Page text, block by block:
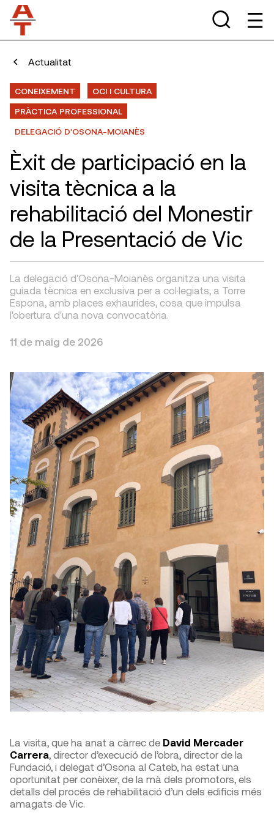
Actualitat
CONEIXEMENT
OCI I CULTURA
PRÀCTICA PROFESSIONAL
DELEGACIÓ D'OSONA-MOIANÈS
Èxit de participació en la
visita tècnica a la
rehabilitació del Monestir
de la Presentació de Vic
La delegació d'Osona-Moianès organitza una visita
guiada tècnica en exclusiva per a col·legiats, a Torre
Espona, amb places exhaurides, cosa que impulsa
l'obertura d'una nova convocatòria.
11 de maig de 2026
La visita, que ha anat a càrrec de David Mercader
Carrera , director d’execució de l’obra, director de la
Fundació, i delegat d’Osona al Cateb, ha estat una
oportunitat per conèixer, de la mà dels promotors, els
detalls del procés de rehabilitació d’un dels edificis més
amagats de Vic.